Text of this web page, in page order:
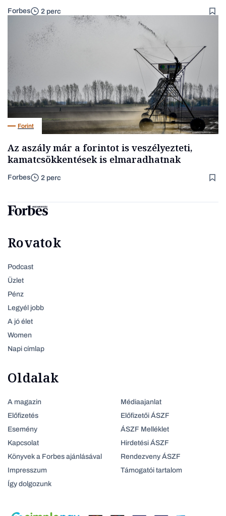
Forbes 2 perc
Forint
Az aszály már a forintot is veszélyezteti,
kamatcsökkentések is elmaradhatnak
Forbes 2 perc
Rovatok
Podcast
Üzlet
Pénz
Legyél jobb
A jó élet
Women
Napi címlap
Oldalak
A magazin
Előfizetés
Esemény
Kapcsolat
Könyvek a Forbes ajánlásával
Impresszum
Így dolgozunk
Médiaajanlat
Előfizetői ÁSZF
ÁSZF Melléklet
Hirdetési ÁSZF
Rendezveny ÁSZF
Támogatói tartalom